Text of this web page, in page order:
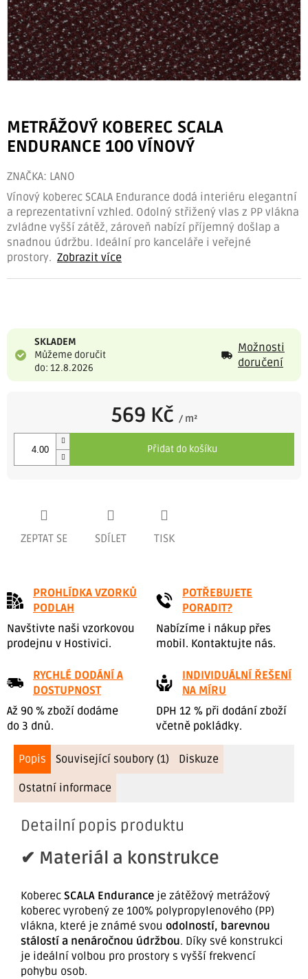
ZNAČKA: LANO
METRÁŽOVÝ KOBEREC SCALA
ENDURANCE 100 VÍNOVÝ
SKLADEM
Můžeme doručit
do: 12.8.2026
Možnosti
doručení
Vínový koberec SCALA Endurance dodá interiéru elegantní
a reprezentativní vzhled. Odolný střižený vlas z PP vlákna
zvládne vyšší zátěž, zároveň nabízí příjemný došlap a
snadnou údržbu. Ideální pro kanceláře i veřejné
prostory. Zobrazit více
TISK
ZEPTAT SE SDÍLET
569 Kč / m²
Měrná
Přidat do košíku
PROHLÍDKA VZORKŮ
PODLAH
Navštivte naši vzorkovou
prodejnu v Hostivici.
POTŘEBUJETE
PORADIT?
Nabízíme i nákup přes
mobil. Kontaktujte nás.
RYCHLÉ DODÁNÍ A
DOSTUPNOST
Až 90 % zboží dodáme
do 3 dnů.
INDIVIDUÁLNÍ ŘEŠENÍ
NA MÍRU
DPH 12 % při dodání zboží
včetně pokládky.
Popis Související soubory (1) Diskuze
Ostatní informace
Detailní popis produktu
✔ Materiál a konstrukce
Koberec SCALA Endurance je zátěžový metrážový
koberec vyrobený ze 100% polypropylenového (PP)
vlákna, které je známé svou odolností, barevnou
stálostí a nenáročnou údržbou. Díky své konstrukci
je ideální volbou pro prostory s vyšší frekvencí
pohybu osob.